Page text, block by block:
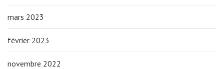
mars 2023
février 2023
novembre 2022